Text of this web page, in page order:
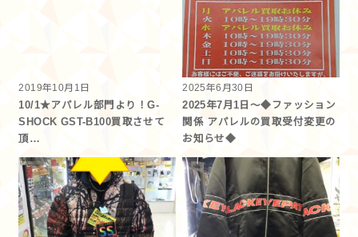
2019年10月1日
10/1★アパレル部門より！G-
SHOCK GST-B100買取させて
頂…
2025年6月30日
2025年7月1日～◆ファッション
関係 アパレルの買取受付変更の
お知らせ◆